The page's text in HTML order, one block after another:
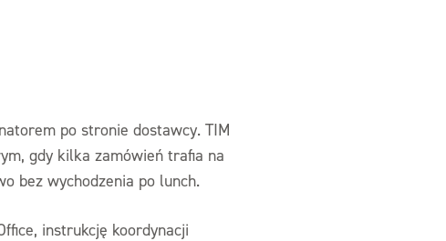
po stronie dostawcy. TIM
gdy kilka zamówień trafia na
bez wychodzenia po lunch.
instrukcję koordynacji